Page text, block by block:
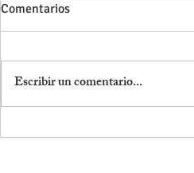
Comentarios
Escribir un comentario...